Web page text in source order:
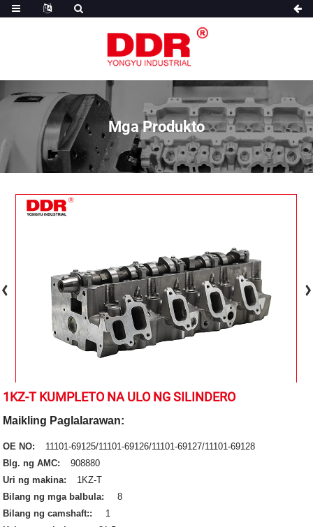
Mga Produkto
1KZ-T KUMPLETO NA ULO NG SILINDERO
Maikling Paglalarawan:
OE NO:
11101-69125/11101-69126/11101-69127/11101-69128
Blg. ng AMC:
908880
Uri ng makina:
1KZ-T
Bilang ng mga balbula:
8
Bilang ng camshaft::
1